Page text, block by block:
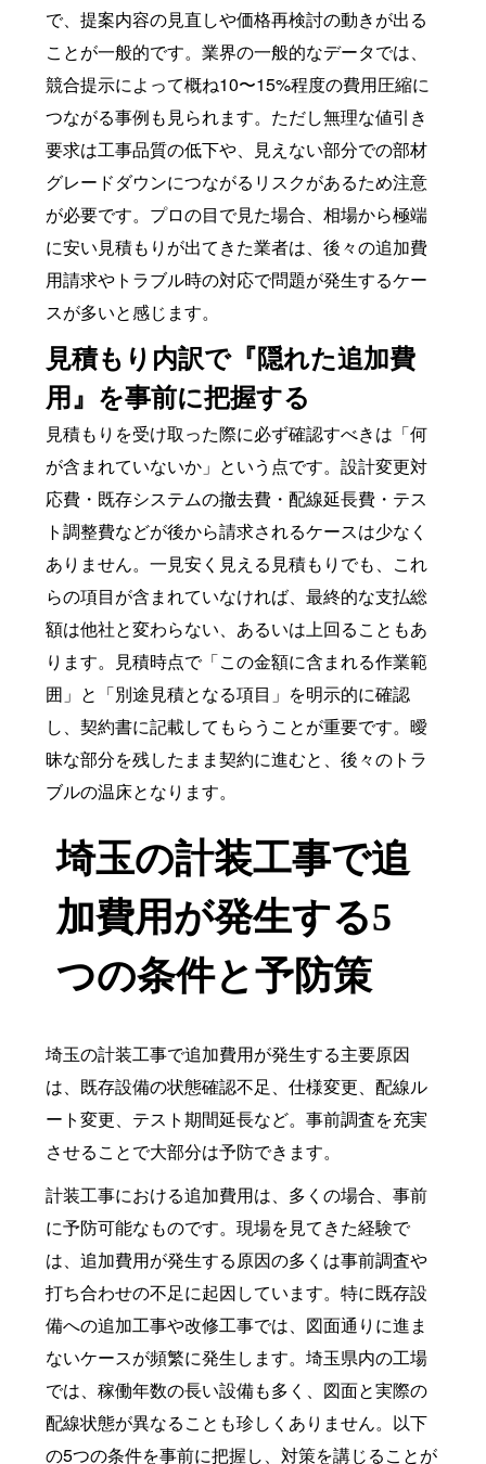
で、提案内容の見直しや価格再検討の動きが出る
ことが一般的です。業界の一般的なデータでは、
競合提示によって概ね10〜15%程度の費用圧縮に
つながる事例も見られます。ただし無理な値引き
要求は工事品質の低下や、見えない部分での部材
グレードダウンにつながるリスクがあるため注意
が必要です。プロの目で見た場合、相場から極端
に安い見積もりが出てきた業者は、後々の追加費
用請求やトラブル時の対応で問題が発生するケー
スが多いと感じます。
見積もり内訳で『隠れた追加費
用』を事前に把握する
見積もりを受け取った際に必ず確認すべきは「何
が含まれていないか」という点です。設計変更対
応費・既存システムの撤去費・配線延長費・テス
ト調整費などが後から請求されるケースは少なく
ありません。一見安く見える見積もりでも、これ
らの項目が含まれていなければ、最終的な支払総
額は他社と変わらない、あるいは上回ることもあ
ります。見積時点で「この金額に含まれる作業範
囲」と「別途見積となる項目」を明示的に確認
し、契約書に記載してもらうことが重要です。曖
昧な部分を残したまま契約に進むと、後々のトラ
ブルの温床となります。
埼玉の計装工事で追
加費用が発生する5
つの条件と予防策
埼玉の計装工事で追加費用が発生する主要原因
は、既存設備の状態確認不足、仕様変更、配線ル
ート変更、テスト期間延長など。事前調査を充実
させることで大部分は予防できます。
計装工事における追加費用は、多くの場合、事前
に予防可能なものです。現場を見てきた経験で
は、追加費用が発生する原因の多くは事前調査や
打ち合わせの不足に起因しています。特に既存設
備への追加工事や改修工事では、図面通りに進ま
ないケースが頻繁に発生します。埼玉県内の工場
では、稼働年数の長い設備も多く、図面と実際の
配線状態が異なることも珍しくありません。以下
の5つの条件を事前に把握し、対策を講じることが